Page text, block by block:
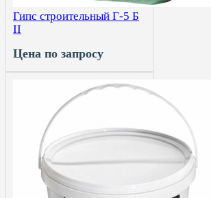
Гипс строительный Г-5 Б
II
Цена по запросу